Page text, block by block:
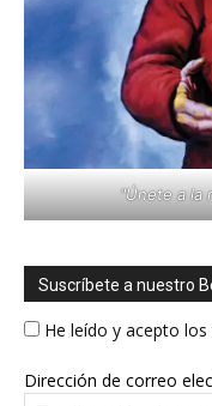
"Únete a la
Suscríbete a nuestro
He leído y acepto
Dirección de correo